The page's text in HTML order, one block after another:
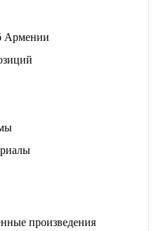
Армении
произведения